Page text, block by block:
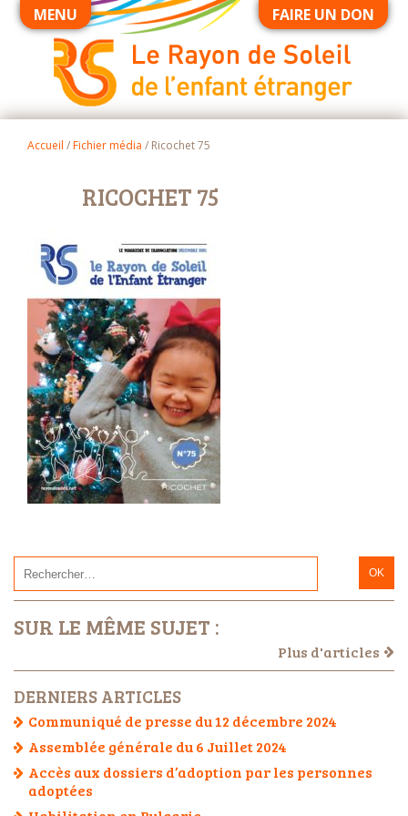
FAIRE UN DON
MENU
Accueil /Fichier média / Ricochet 75
RICOCHET 75
SUR LE MÊME SUJET :
Plus d'articles
DERNIERS ARTICLES
Communiqué de presse du 12 décembre 2024
Assemblée générale du 6 Juillet 2024
Accès aux dossiers d’adoption par les personnes
adoptées